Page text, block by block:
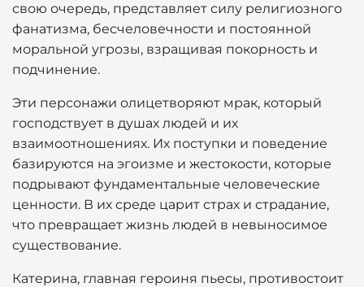
свою очередь, представляет силу религиозного
фанатизма, бесчеловечности и постоянной
моральной угрозы, взращивая покорность и
подчинение.
Эти персонажи олицетворяют мрак, который
господствует в душах людей и их
взаимоотношениях. Их поступки и поведение
базируются на эгоизме и жестокости, которые
подрывают фундаментальные человеческие
ценности. В их среде царит страх и страдание,
что превращает жизнь людей в невыносимое
существование.
Катерина, главная героиня пьесы, противостоит